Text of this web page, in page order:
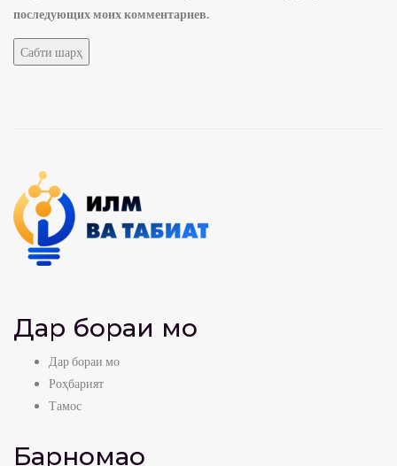
последующих моих комментариев.
Дар бораи мо
Дар бораи мо
Роҳбарият
Тамос
Барномаҳо